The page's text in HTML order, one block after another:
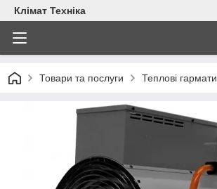
Клімат Техніка
Товари та послуги Теплові гармати